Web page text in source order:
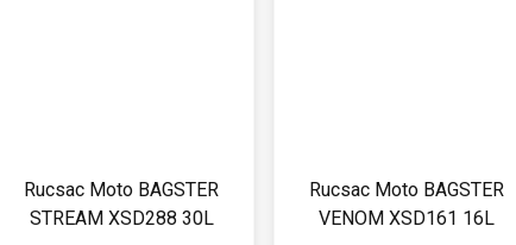
Rucsac Moto BAGSTER
STREAM XSD288 30L
Rucsac Moto BAGSTER
VENOM XSD161 16L